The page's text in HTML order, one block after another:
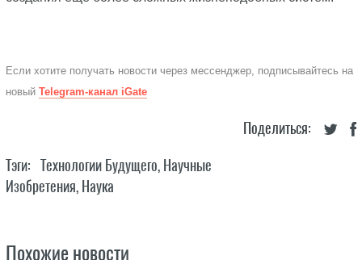
Если хотите получать новости через мессенджер, подписывайтесь на
новый Telegram-канал iGate
Поделиться:
Тэги: Технологии Будущего, Научные
Изобретения, Наука
Похожие новости